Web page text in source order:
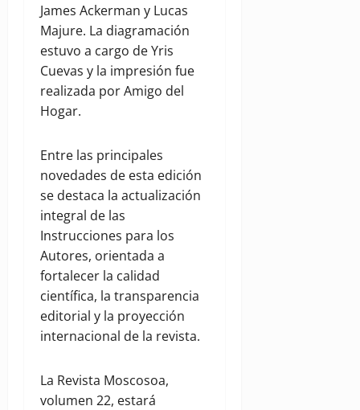
James Ackerman y Lucas
Majure. La diagramación
estuvo a cargo de Yris
Cuevas y la impresión fue
realizada por Amigo del
Hogar.
Entre las principales
novedades de esta edición
se destaca la actualización
integral de las
Instrucciones para los
Autores, orientada a
fortalecer la calidad
científica, la transparencia
editorial y la proyección
internacional de la revista.
La Revista Moscosoa,
volumen 22, estará